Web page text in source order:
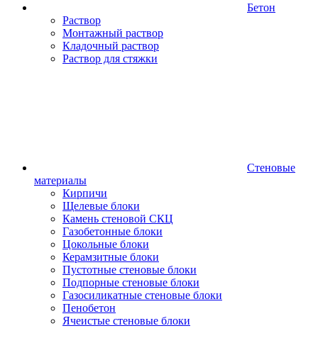
Бетон
Раствор
Монтажный раствор
Кладочный раствор
Раствор для стяжки
Стеновые
материалы
Кирпичи
Щелевые блоки
Камень стеновой СКЦ
Газобетонные блоки
Цокольные блоки
Керамзитные блоки
Пустотные стеновые блоки
Подпорные стеновые блоки
Газосиликатные стеновые блоки
Пенобетон
Ячеистые стеновые блоки